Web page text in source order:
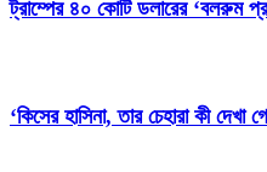
ট্রাম্পের ৪০ কোটি ডলারের ‘বলরুম
‘কিসের হাসিনা, তার চেহারা কী দেখা